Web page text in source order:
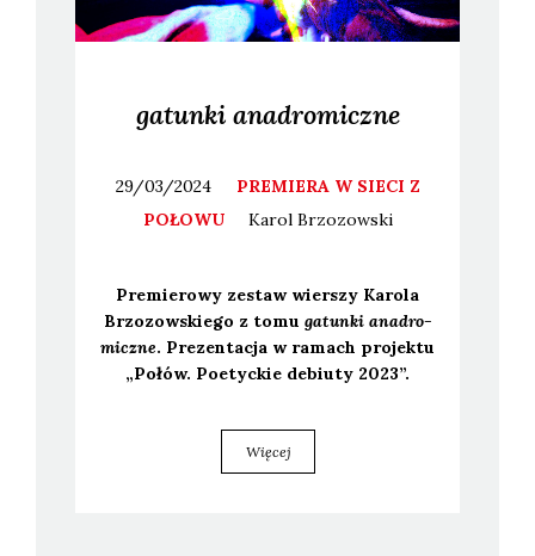
gatunki anadromiczne
29/03/2024
PREMIERA W SIECI Z
POŁOWU
Karol Brzozowski
Pre­mie­ro­wy zestaw wier­szy Karo­la
Brzo­zow­skie­go z tomu gatun­ki ana­dro­
micz­ne. Pre­zen­ta­cja w ramach pro­jek­tu
„Połów. Poetyc­kie debiu­ty 2023”.
Więcej